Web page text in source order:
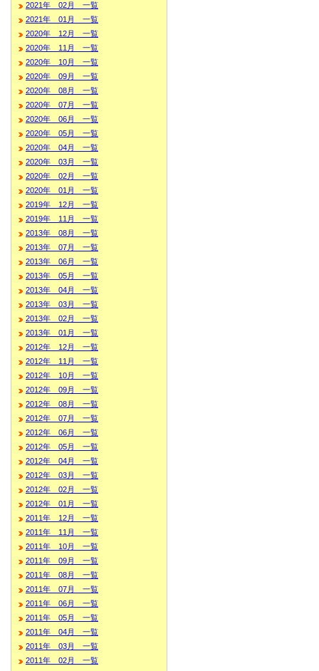
2021年 02月 一覧
2021年 01月 一覧
2020年 12月 一覧
2020年 11月 一覧
2020年 10月 一覧
2020年 09月 一覧
2020年 08月 一覧
2020年 07月 一覧
2020年 06月 一覧
2020年 05月 一覧
2020年 04月 一覧
2020年 03月 一覧
2020年 02月 一覧
2020年 01月 一覧
2019年 12月 一覧
2019年 11月 一覧
2013年 08月 一覧
2013年 07月 一覧
2013年 06月 一覧
2013年 05月 一覧
2013年 04月 一覧
2013年 03月 一覧
2013年 02月 一覧
2013年 01月 一覧
2012年 12月 一覧
2012年 11月 一覧
2012年 10月 一覧
2012年 09月 一覧
2012年 08月 一覧
2012年 07月 一覧
2012年 06月 一覧
2012年 05月 一覧
2012年 04月 一覧
2012年 03月 一覧
2012年 02月 一覧
2012年 01月 一覧
2011年 12月 一覧
2011年 11月 一覧
2011年 10月 一覧
2011年 09月 一覧
2011年 08月 一覧
2011年 07月 一覧
2011年 06月 一覧
2011年 05月 一覧
2011年 04月 一覧
2011年 03月 一覧
2011年 02月 一覧